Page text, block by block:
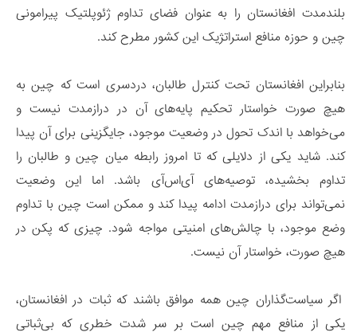
بلندمدت افغانستان را به عنوان فضای تداوم ژئوپلتیک پیرامونی
چین و حوزه منافع استراتژیک این کشور مطرح کند.
بنابراین افغانستان تحت کنترل طالبان، دردسری است که چین به
هیچ صورت خواستار تحکیم پایه‌های آن در درازمدت نیست و
می‌خواهد با اندک تحول در وضعیت موجود، جایگزینی برای آن پیدا
کند. شاید یکی از دلایلی که تا امروز رابطه میان چین و طالبان را
تداوم بخشیده، توصیه‌های آی‌اس‌آی باشد. اما این وضعیت
نمی‌تواند برای درازمدت ادامه پیدا کند و ممکن است چین با تداوم
وضع موجود، با چالش‌های امنیتی مواجه شود. چیزی که پکن در
هیچ صورت، خواستار آن نیست.
اگر سیاست‌گذاران چین همه موافق باشند که ثبات در افغانستان،
یکی از منافع مهم چین است بر سر شدت خطری که بی‌ثباتی